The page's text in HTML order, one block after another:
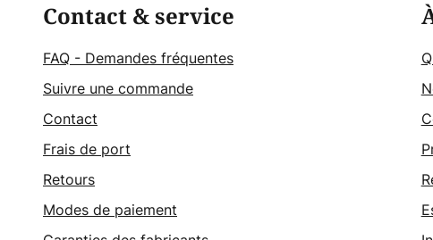
Contact & service
FAQ - Demandes fréquentes
Suivre une commande
Contact
Frais de port
Retours
Modes de paiement